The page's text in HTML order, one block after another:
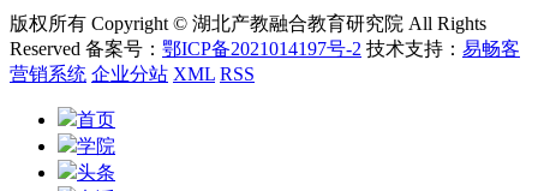
版权所有 Copyright © 湖北产教融合教育研究院 All Rights
Reserved 备案号： 鄂ICP备2021014197号-2 技术支持： 易畅客
营销系统 企业分站 XML RSS
首页
学院
头条